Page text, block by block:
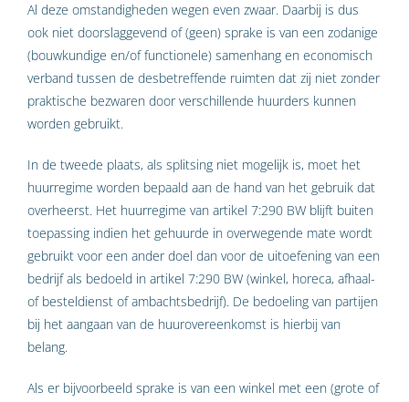
Al deze omstandigheden wegen even zwaar. Daarbij is dus
ook niet doorslaggevend of (geen) sprake is van een zodanige
(bouwkundige en/of functionele) samenhang en economisch
verband tussen de desbetreffende ruimten dat zij niet zonder
praktische bezwaren door verschillende huurders kunnen
worden gebruikt.
In de tweede plaats, als splitsing niet mogelijk is, moet het
huurregime worden bepaald aan de hand van het gebruik dat
overheerst. Het huurregime van artikel 7:290 BW blijft buiten
toepassing indien het gehuurde in overwegende mate wordt
gebruikt voor een ander doel dan voor de uitoefening van een
bedrijf als bedoeld in artikel 7:290 BW (winkel, horeca, afhaal-
of besteldienst of ambachtsbedrijf). De bedoeling van partijen
bij het aangaan van de huurovereenkomst is hierbij van
belang.
Als er bijvoorbeeld sprake is van een winkel met een (grote of